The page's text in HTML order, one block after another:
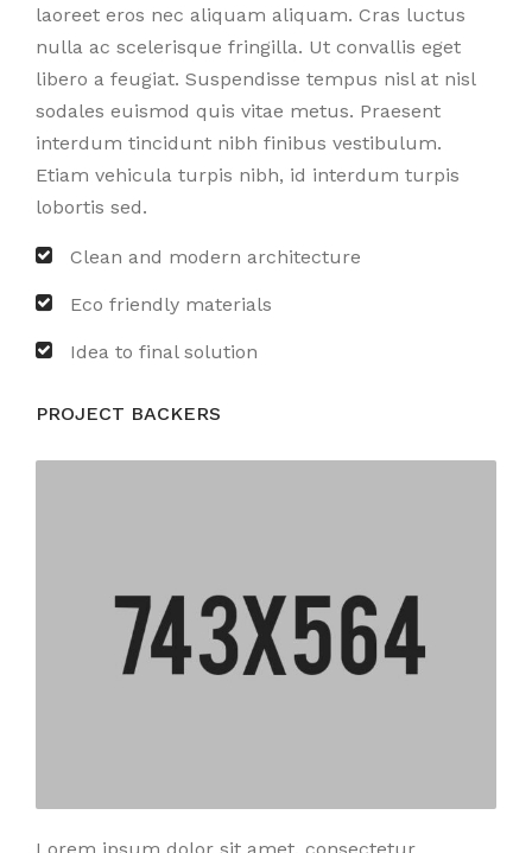
laoreet eros nec aliquam aliquam. Cras luctus
nulla ac scelerisque fringilla. Ut convallis eget
libero a feugiat. Suspendisse tempus nisl at nisl
sodales euismod quis vitae metus. Praesent
interdum tincidunt nibh finibus vestibulum.
Etiam vehicula turpis nibh, id interdum turpis
lobortis sed.
Clean and modern architecture
Eco friendly materials
Idea to final solution
PROJECT BACKERS